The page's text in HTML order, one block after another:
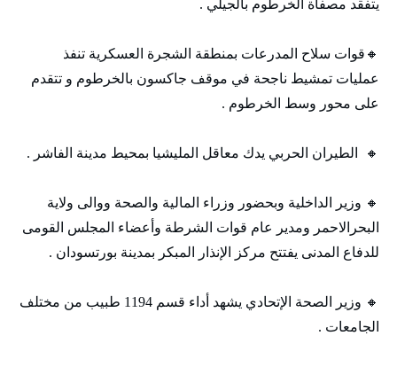
يتفقد مصفاة الخرطوم بالجيلي .
🔸قوات سلاح المدرعات بمنطقة الشجرة العسكرية تنفذ
عمليات تمشيط ناجحة في موقف جاكسون بالخرطوم و تتقدم
على محور وسط الخرطوم .
🔸 الطيران الحربي يدك معاقل المليشيا بمحيط مدينة الفاشر .
🔸 وزير الداخلية وبحضور وزراء المالية والصحة ووالى ولاية
البحرالاحمر ومدير عام قوات الشرطة وأعضاء المجلس القومى
للدفاع المدنى يفتتح مركز الإنذار المبكر بمدينة بورتسودان .
🔸 وزير الصحة الإتحادي يشهد أداء قسم 1194 طبيب من مختلف
الجامعات .